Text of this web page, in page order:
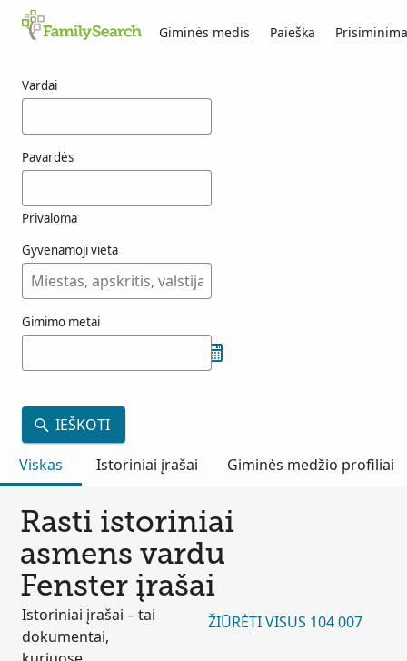
Giminės medis Paieška
Vardai
Pavardės
Privaloma
Gyvenamoji vieta
Gimimo metai
IEŠKOTI
Viskas
Istoriniai įrašai Giminės medžio profiliai
Rasti istoriniai
asmens vardu
Fenster įrašai
Istoriniai įrašai – tai
dokumentai,
ŽIŪRĖTI VISUS 104 007